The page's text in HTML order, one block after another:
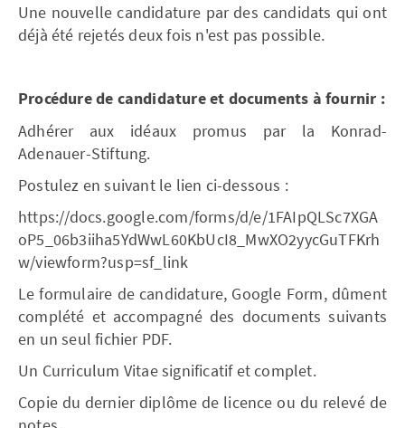
Une nouvelle candidature par des candidats qui ont
déjà été rejetés deux fois n'est pas possible.
Procédure de candidature et documents à fournir :
Adhérer aux idéaux promus par la Konrad-
Adenauer-Stiftung.
Postulez en suivant le lien ci-dessous :
https://docs.google.com/forms/d/e/1FAIpQLSc7XGA
oP5_06b3iiha5YdWwL60KbUcI8_MwXO2yycGuTFKrh
w/viewform?usp=sf_link
Le formulaire de candidature, Google Form, dûment
complété et accompagné des documents suivants
en un seul fichier PDF.
Un Curriculum Vitae significatif et complet.
Copie du dernier diplôme de licence ou du relevé de